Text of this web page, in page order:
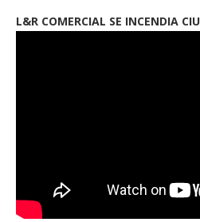
L&R COMERCIAL SE INCENDIA